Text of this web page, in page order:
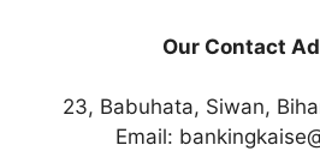
Our Contact
23, Babuhata, Siwan,
Email: